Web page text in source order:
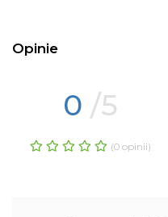
Opinie
0 /5
(0 opinii)